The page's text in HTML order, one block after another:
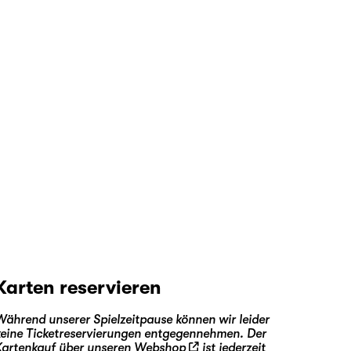
reservieren
unserer Spielzeitpause können wir leider
Ticketreservierungen entgegennehmen. Der
über unseren Webshop ist jederzeit